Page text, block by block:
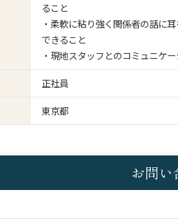
ること
・柔軟に粘り強く関係者の話に
できること
・現地スタッフとのコミュニケ
正社員
東京都
お問い